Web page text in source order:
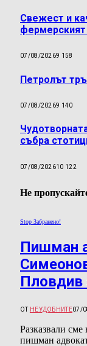
Свежест и
фермерският
07/08/20269 158
Петролът
07/08/20269 140
събра
07/08/202610 122
Не
Stop Забранено!
Пишман
Пловдив
ОТ НЕУДОБНИТЕ07/
Разказвали сме
пишман